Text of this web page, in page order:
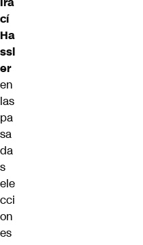
cí
Ha
ssl
er
en
las
pa
sa
da
s
ele
cci
on
es